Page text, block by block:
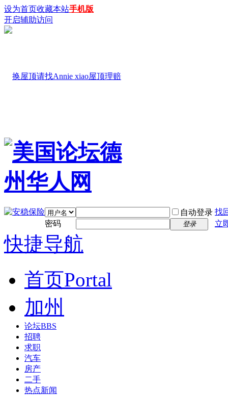
设为首页收藏本站手机版
开启辅助访问
自动登录 找
密码
登录 立
快捷导航
首页Portal
加州
论坛BBS
招聘
求职
汽车
房产
二手
热点新闻